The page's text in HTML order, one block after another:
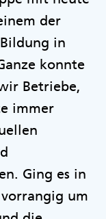
der
in
konnte
Betriebe,
immer
Ging es in
um